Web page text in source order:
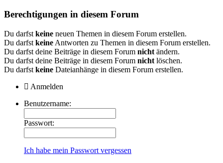
Berechtigungen in diesem Forum
Du darfst keine neuen Themen in diesem Forum erstellen.
Du darfst keine Antworten zu Themen in diesem Forum erstellen.
Du darfst deine Beiträge in diesem Forum nicht ändern.
Du darfst deine Beiträge in diesem Forum nicht löschen.
Du darfst keine Dateianhänge in diesem Forum erstellen.
Anmelden
Benutzername:
Passwort:
Ich habe mein Passwort vergessen